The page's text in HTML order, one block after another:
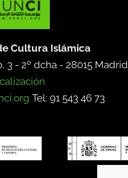
Cultura Islámica
3 - 2º dcha - 28015 Madrid
Tel: 91 543 46 73